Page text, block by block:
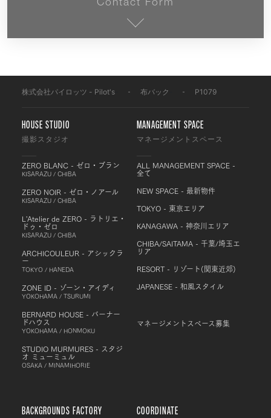
Contact Form
株式会社パイロッツ - Pilot's 布バック P1079
HOUSE STUDIO
撮影スタジオ
ZERO BLANC - ゼロ・ブラン
KISARAZU / CHIBA
ZERO NOIR - ゼロ・ノアール
KISARAZU / CHIBA
L'Atelier de ZERO - ラトリエ・
ドゥ・ゼロ
KISARAZU / CHIBA
ARCHICOULEUR - アシックラ
ー
TOKYO / HANEDA
ZONE ID - ゾーン・アイディ
YOKOHAMA / TSURUMI
BERNARD HOUSE - バーナー
ドハウス
YOKOHAMA / HONMOKU
STUDIO MURMURES - スタジ
オ ミューミュル
OSAKA / MINAMIHORIE
MANAGEMENT SPACE
マネージメントスペース
ALL MANAGEMENT SPACE -
全て
NEW SPACE - 最新物件
TOKYO - 東京エリア
KANAGAWA - 神奈川エリア
CHIBA/SAITAMA - 千葉/埼玉エ
リア
RESORT - リゾート(関東近郊)
JAPANESE - 和風スタイル
マネージメントスペース募集
BACKGROUNDS FACTORY COORDINATE